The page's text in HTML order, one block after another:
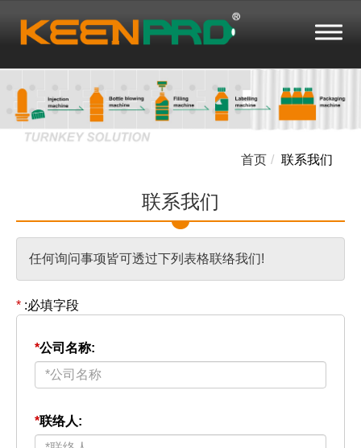
首页 联系我们
联系我们
任何询问事项皆可透过下列表格联络我们!
* :必填字段
*公司名称:
*联络人: